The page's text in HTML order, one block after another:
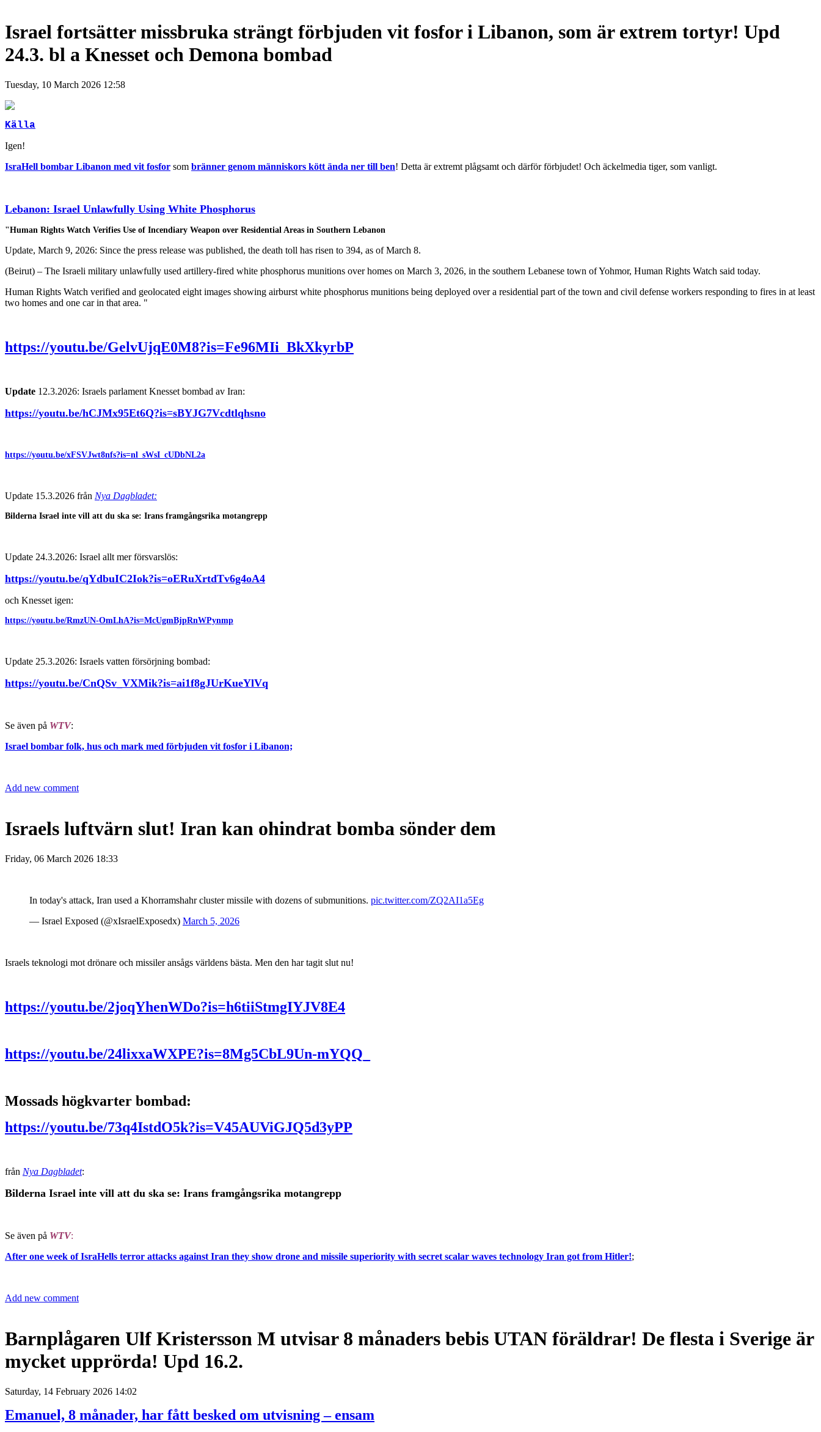
Israel fortsätter missbruka strängt förbjuden vit fosfor i Libanon, som är extrem tortyr! Upd
24.3. bl a Knesset och Demona bombad
Tuesday, 10 March 2026 12:58
Källa
Igen!
IsraHell bombar Libanon med vit fosfor som bränner genom människors kött ända ner till ben! Detta är extremt plågsamt och därför förbjudet! Och äckelmedia tiger, som vanligt.
Lebanon: Israel Unlawfully Using White Phosphorus
"Human Rights Watch Verifies Use of Incendiary Weapon over Residential Areas in Southern Lebanon
Update, March 9, 2026: Since the press release was published, the death toll has risen to 394, as of March 8.
(Beirut) – The Israeli military unlawfully used artillery-fired white phosphorus munitions over homes on March 3, 2026, in the southern Lebanese town of Yohmor, Human Rights Watch said today.
Human Rights Watch verified and geolocated eight images showing airburst white phosphorus munitions being deployed over a residential part of the town and civil defense workers responding to fires in at least
two homes and one car in that area. "
https://youtu.be/GelvUjqE0M8?is=Fe96MIi_BkXkyrbP
Update 12.3.2026: Israels parlament Knesset bombad av Iran:
https://youtu.be/hCJMx95Et6Q?is=sBYJG7Vcdtlqhsno
https://youtu.be/xFSVJwt8nfs?is=nl_sWsI_cUDbNL2a
Update 15.3.2026 från Nya Dagbladet:
Bilderna Israel inte vill att du ska se: Irans framgångsrika motangrepp
Update 24.3.2026: Israel allt mer försvarslös:
https://youtu.be/qYdbuIC2Iok?is=oERuXrtdTv6g4oA4
och Knesset igen:
https://youtu.be/RmzUN-OmLhA?is=McUgmBjpRnWPynmp
Update 25.3.2026: Israels vatten försörjning bombad:
https://youtu.be/CnQSv_VXMik?is=ai1f8gJUrKueYlVq
Se även på WTV:
Israel bombar folk, hus och mark med förbjuden vit fosfor i Libanon;
Add new comment
Israels luftvärn slut! Iran kan ohindrat bomba sönder dem
Friday, 06 March 2026 18:33
In today's attack, Iran used a Khorramshahr cluster missile with dozens of submunitions. pic.twitter.com/ZQ2AI1a5Eg
— Israel Exposed (@xIsraelExposedx) March 5, 2026
Israels teknologi mot drönare och missiler ansågs världens bästa. Men den har tagit slut nu!
https://youtu.be/2joqYhenWDo?is=h6tiiStmgIYJV8E4
https://youtu.be/24lixxaWXPE?is=8Mg5CbL9Un-mYQQ_
Mossads högkvarter bombad:
https://youtu.be/73q4IstdO5k?is=V45AUViGJQ5d3yPP
från Nya Dagbladet:
Bilderna Israel inte vill att du ska se: Irans framgångsrika motangrepp
Se även på WTV:
After one week of IsraHells terror attacks against Iran they show drone and missile superiority with secret scalar waves technology Iran got from Hitler!;
Add new comment
Barnplågaren Ulf Kristersson M utvisar 8 månaders bebis UTAN föräldrar! De flesta i Sverige är
mycket upprörda! Upd 16.2.
Saturday, 14 February 2026 14:02
Emanuel, 8 månader, har fått besked om utvisning – ensam